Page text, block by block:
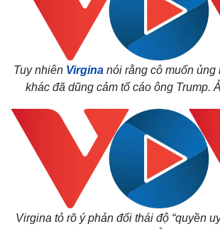
Tuy nhiên Virginanói rằng cô muốn ủng
khác đã dũng cảm tố cáo ông Trump.
Virgina tỏ rõ ý phản đối thái độ “quyền